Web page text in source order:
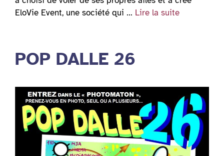
EloVie Event, une société qui … Lire la suite
POP DALLE 26